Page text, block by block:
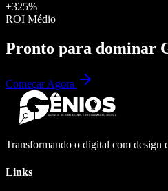
+325%
ROI Médio
Pronto para dominar
Começar Agora
Transformando o digital com design
Links